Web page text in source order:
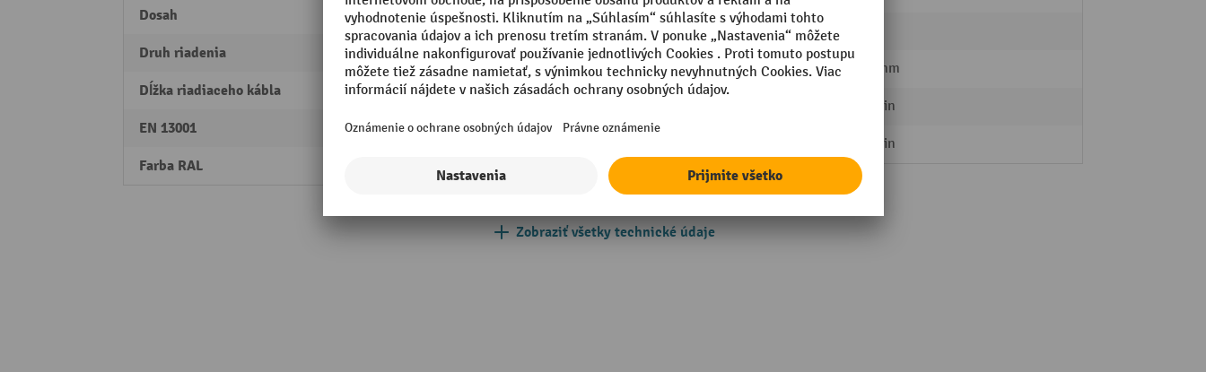
Dosah 180 °
Druh riadenia Stykačové riadenie
Dĺžka riadiaceho kábla 3,800 mm
EN 13001 HC2, S6
Farba RAL RAL 1007 narcisová žltá
Počet nosných vedení
Rozsah zdvihu 5000 mm
8 m/min
2 m/min
Zobraziť všetky technické údaje